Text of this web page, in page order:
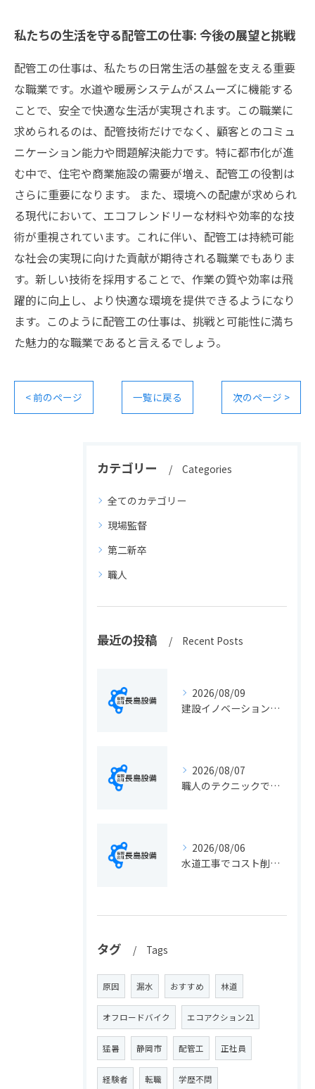
私たちの生活を守る配管工の仕事: 今後の展望と挑戦
配管工の仕事は、私たちの日常生活の基盤を支える重要
な職業です。水道や暖房システムがスムーズに機能する
ことで、安全で快適な生活が実現されます。この職業に
求められるのは、配管技術だけでなく、顧客とのコミュ
ニケーション能力や問題解決能力です。特に都市化が進
む中で、住宅や商業施設の需要が増え、配管工の役割は
さらに重要になります。 また、環境への配慮が求められ
る現代において、エコフレンドリーな材料や効率的な技
術が重視されています。これに伴い、配管工は持続可能
な社会の実現に向けた貢献が期待される職業でもありま
す。新しい技術を採用することで、作業の質や効率は飛
躍的に向上し、より快適な環境を提供できるようになり
ます。このように配管工の仕事は、挑戦と可能性に満ち
た魅力的な職業であると言えるでしょう。
< 前のページ 一覧に戻る 次のページ >
カテゴリー Categories
全てのカテゴリー
現場監督
第二新卒
職人
最近の投稿 Recent Posts
2026/08/09
建設イノベーションの最新動向と実務に活きる導入ポイント総まとめ
2026/08/07
職人のテクニックで出会う静岡県静岡市の伝統工芸と学びの魅力徹底解説
2026/08/06
水道工事でコスト削減を実現する静岡県静岡市の手続きと費用見直しポイント
タグ Tags
原因 漏水 おすすめ 林道
オフロードバイク エコアクション21
猛暑 静岡市 配管工 正社員
経験者 転職 学歴不問